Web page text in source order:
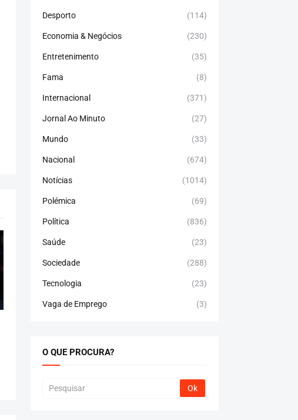
Desporto (114)
Economia & Negócios (230)
Entretenimento (35)
Fama (8)
Internacional (371)
Jornal Ao Minuto (27)
Mundo (33)
Nacional (674)
Notícias (1014)
Polémica (69)
Política (836)
Saúde (23)
Sociedade (288)
Tecnologia (23)
Vaga de Emprego (3)
O QUE PROCURA?